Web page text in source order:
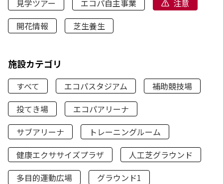
見学ツアー
エコパ自主事業
注意
開花情報
芝生養生
施設カテゴリ
すべて エコパスタジアム
補助競技場
投てき場
エコパアリーナ
サブアリーナ
トレーニングルーム
健康エクササイズプラザ
人工芝グラウンド
多目的運動広場
グラウンド1